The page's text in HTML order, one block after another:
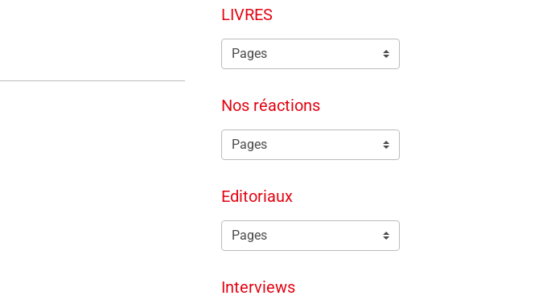
LIVRES
Nos réactions
Editoriaux
Interviews